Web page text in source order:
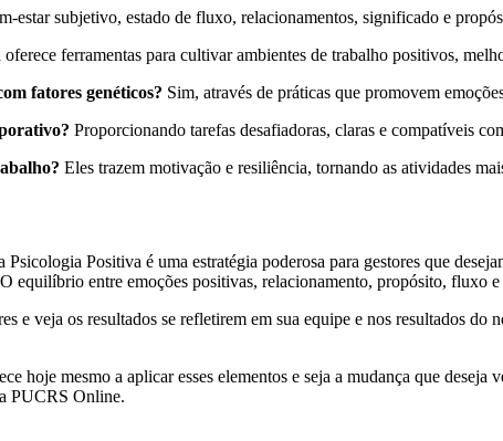
estar subjetivo, estado de fluxo, relacionamentos, significado e
oferece ferramentas para cultivar ambientes de trabalho positivos,
fatores genéticos? Sim, através de práticas que promovem
Proporcionando tarefas desafiadoras, claras e compatíveis
Eles trazem motivação e resiliência, tornando as atividades
Psicologia Positiva é uma estratégia poderosa para gestores que
equilíbrio entre emoções positivas, relacionamento, propósito, fluxo
e veja os resultados se refletirem em sua equipe e nos resultados
hoje mesmo a aplicar esses elementos e seja a mudança que
PUCRS Online.